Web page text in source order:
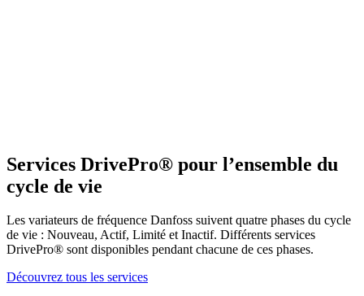
Services DrivePro® pour l’ensemble du
cycle de vie
Les variateurs de fréquence Danfoss suivent quatre phases du cycle
de vie : Nouveau, Actif, Limité et Inactif. Différents services
DrivePro® sont disponibles pendant chacune de ces phases.
Découvrez tous les services